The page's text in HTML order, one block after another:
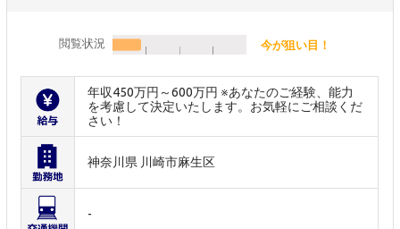
閲覧状況 今が狙い目！
年収450万円～600万円 ※あなたのご経験、能力
を考慮して決定いたします。お気軽にご相談くだ
さい！
神奈川県 川崎市麻生区
-